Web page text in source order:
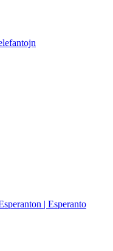
| Esperanto